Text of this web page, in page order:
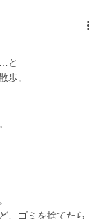
と
歩。
、ゴミを捨てたら